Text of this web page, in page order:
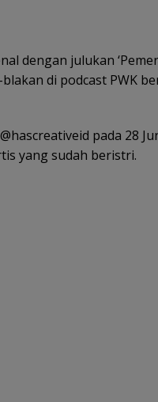
dengan julukan
di podcast PWK
pada 28
yang sudah beristri.